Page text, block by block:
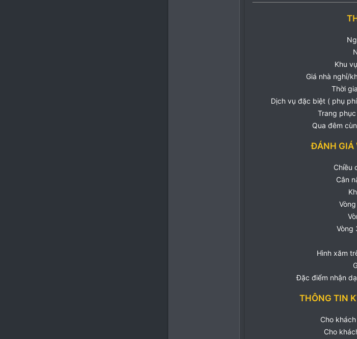
Khu
Giá nhà nghỉ/
Thời
Dịch vụ đặc biệt ( phụ
Trang
Qua đêm
ĐÁNH GIÁ
Chiều
Cân
Vòng
Hình xăm
Đặc điểm nhận
THÔNG TIN
Cho
Cho